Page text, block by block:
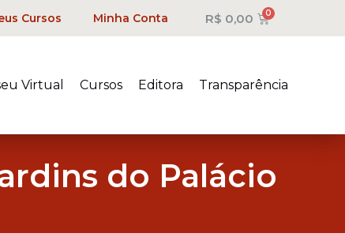
Cursos Minha Conta R$ 0,00
Virtual Cursos Editora Transparência
do Palácio